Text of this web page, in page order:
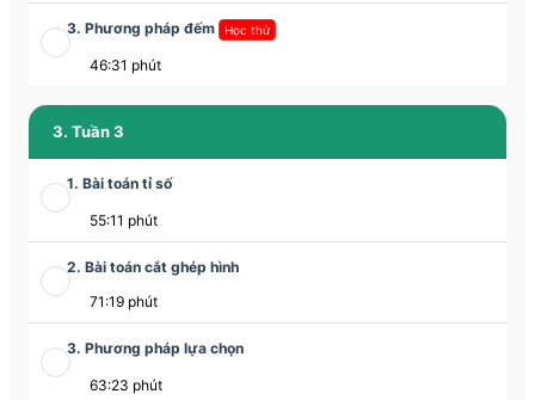
3. Phương pháp đếm Học thử
46:31 phút
3. Tuần 3
1. Bài toán tỉ số
55:11 phút
2. Bài toán cắt ghép hình
71:19 phút
3. Phương pháp lựa chọn
63:23 phút